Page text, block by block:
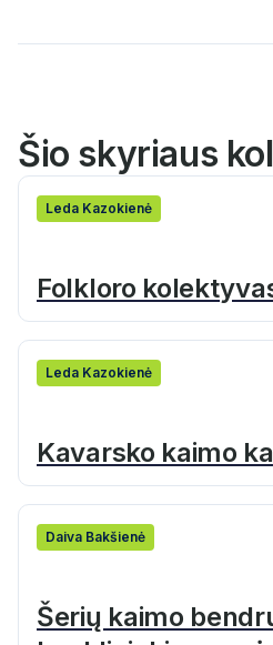
Šio skyriaus
Leda Kazokienė
Folkloro
Leda Kazokienė
Kavarsko kaimo
Daiva Bakšienė
Šerių kaimo